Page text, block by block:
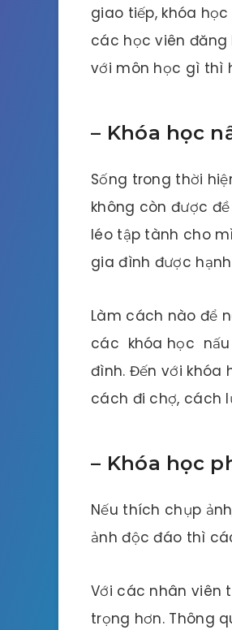
giao tiếp, khóa
các học viên đăng
với môn học gì thì
– Khóa học
Sống trong thời
không còn được
léo tập tành cho
gia đình được
Làm cách nào để
các khóa học nấu
đình. Đến với khóa
cách đi chợ, cách
– Khóa học
Nếu thích chụp
ảnh độc đáo thì
Với các nhân viên
trọng hơn. Thông